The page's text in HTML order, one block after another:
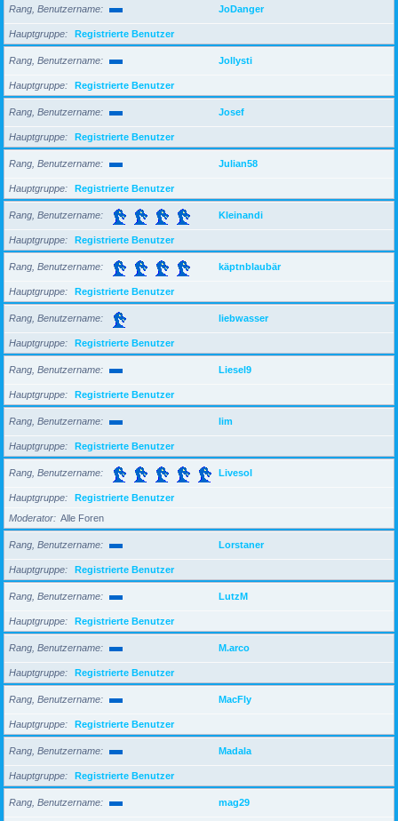
Rang, Benutzername JoDanger
Hauptgruppe Registrierte Benutzer
Rang, Benutzername Jollysti
Hauptgruppe Registrierte Benutzer
Rang, Benutzername Josef
Hauptgruppe Registrierte Benutzer
Rang, Benutzername Julian58
Hauptgruppe Registrierte Benutzer
Rang, Benutzername Kleinandi
Hauptgruppe Registrierte Benutzer
Rang, Benutzername käptnblaubär
Hauptgruppe Registrierte Benutzer
Rang, Benutzername liebwasser
Hauptgruppe Registrierte Benutzer
Rang, Benutzername Liesel9
Hauptgruppe Registrierte Benutzer
Rang, Benutzername lim
Hauptgruppe Registrierte Benutzer
Rang, Benutzername Livesol
Hauptgruppe
Registrierte Benutzer
Moderator
Alle Foren
Rang, Benutzername Lorstaner
Hauptgruppe Registrierte Benutzer
Rang, Benutzername LutzM
Hauptgruppe Registrierte Benutzer
Rang, Benutzername M.arco
Hauptgruppe Registrierte Benutzer
Rang, Benutzername MacFly
Hauptgruppe Registrierte Benutzer
Rang, Benutzername Madala
Hauptgruppe Registrierte Benutzer
Rang, Benutzername mag29